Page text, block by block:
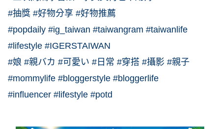
#抽獎 #好物分享 #好物推薦
#popdaily #ig_taiwan #taiwangram #taiwanlife
#lifestyle #IGERSTAIWAN
#娘 #親バカ #可愛い #日常 #穿搭 #攝影 #親子
#mommylife #bloggerstyle #bloggerlife
#influencer #lifestyle #potd